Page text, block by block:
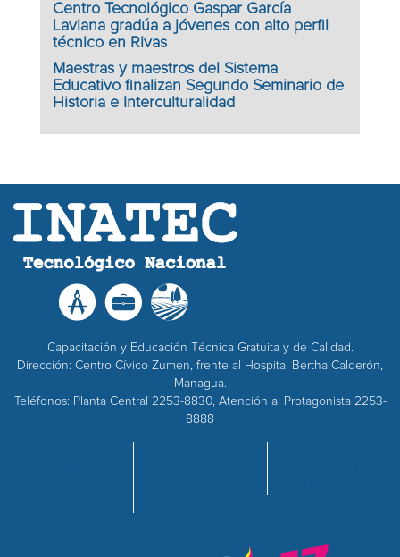
Centro Tecnológico Gaspar García
Laviana gradúa a jóvenes con alto perfil
técnico en Rivas
Maestras y maestros del Sistema
Educativo finalizan Segundo Seminario de
Historia e Interculturalidad
Capacitación y Educación Técnica Gratuita y de Calidad.
Dirección: Centro Cívico Zumen, frente al Hospital Bertha Calderón,
Managua.
Teléfonos: Planta Central 2253-8830, Atención al Protagonista 2253-
8888